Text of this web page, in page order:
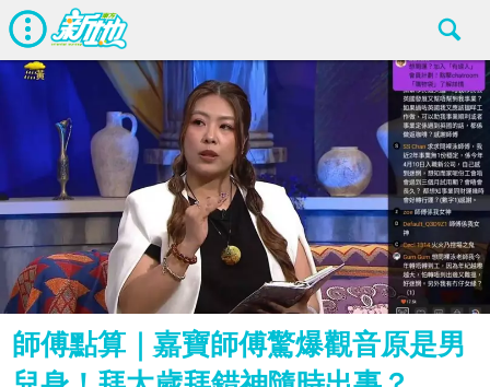
師傅點算｜嘉寶師傅驚爆觀音原是男